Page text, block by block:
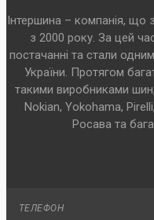
Інтершина – компанія,
з 2000 року. За цей
постачанні та стали
України. Протягом
такими виробниками
Nokian, Yokohama,
Росава та
ТЕЛЕФОН